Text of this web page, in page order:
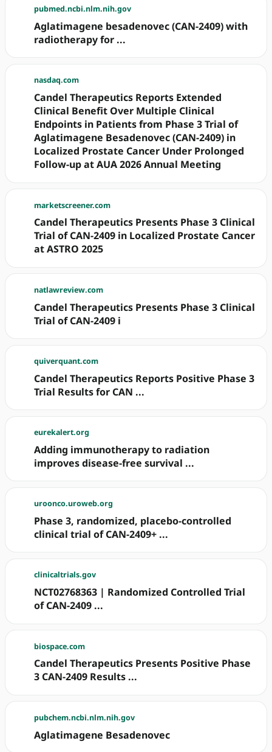
pubmed.ncbi.nlm.nih.gov
Aglatimagene besadenovec (CAN-2409) with
radiotherapy for ...
nasdaq.com
Candel Therapeutics Reports Extended
Clinical Benefit Over Multiple Clinical
Endpoints in Patients from Phase 3 Trial of
Aglatimagene Besadenovec (CAN-2409) in
Localized Prostate Cancer Under Prolonged
Follow-up at AUA 2026 Annual Meeting
marketscreener.com
Candel Therapeutics Presents Phase 3 Clinical
Trial of CAN-2409 in Localized Prostate Cancer
at ASTRO 2025
natlawreview.com
Candel Therapeutics Presents Phase 3 Clinical
Trial of CAN-2409 i
quiverquant.com
Candel Therapeutics Reports Positive Phase 3
Trial Results for CAN ...
eurekalert.org
Adding immunotherapy to radiation
improves disease-free survival ...
uroonco.uroweb.org
Phase 3, randomized, placebo-controlled
clinical trial of CAN-2409+ ...
clinicaltrials.gov
NCT02768363 | Randomized Controlled Trial
of CAN-2409 ...
biospace.com
Candel Therapeutics Presents Positive Phase
3 CAN-2409 Results ...
pubchem.ncbi.nlm.nih.gov
Aglatimagene Besadenovec